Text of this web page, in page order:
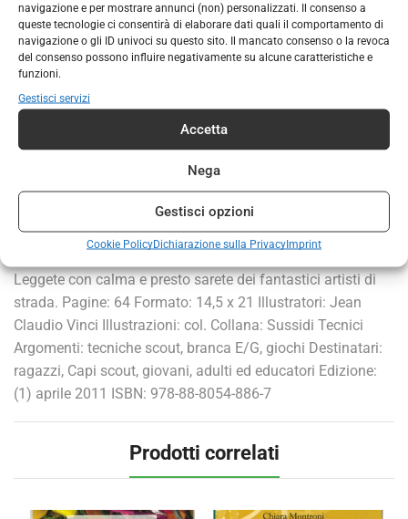
navigazione e per mostrare annunci (non) personalizzati. Il consenso a
queste tecnologie ci consentirà di elaborare dati quali il comportamento di
navigazione o gli ID univoci su questo sito. Il mancato consenso o la revoca
del consenso possono influire negativamente su alcune caratteristiche e
funzioni.
Gestisci servizi
Accetta
Nega
Gestisci opzioni
Cookie PolicyDichiarazione sulla PrivacyImprint
DESCRIZIONE INFORMAZIONI AGGIUNTIVE
Autore: Gianni Aureli Ecco un sussidio nuovissimo: vi
insegna una tecnica che di rado si vede nei nostri
spettacoli e pochi tra voi sanno realizzare. Eppure si tratta
di un’attività molto bella e divertente. L’unico inconveniente,
se così si può dire, è che per impararla si dovrà fare molto
esercizio. Però non rinunciate! Seguendo i consigli che
l’Autore espone, sarà abbastanza semplice divertirsi sin
dall’inizio. Per divertire gli altri ci vorrà un po’ di tempo in
più. Ma non tutto è complicato: per imparare a fare il
Leggete con calma e presto sarete dei fantastici artisti di
strada. Pagine: 64 Formato: 14,5 x 21 Illustratori: Jean
Claudio Vinci Illustrazioni: col. Collana: Sussidi Tecnici
Argomenti: tecniche scout, branca E/G, giochi Destinatari:
ragazzi, Capi scout, giovani, adulti ed educatori Edizione:
(1) aprile 2011 ISBN: 978-88-8054-886-7
Prodotti correlati